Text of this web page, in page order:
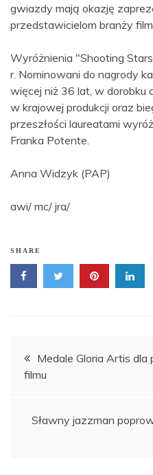
gwiazdy mają okazję
przedstawicielom branży
Wyróżnienia "Shooting
r. Nominowani do nagrody
więcej niż 36 lat, w dorobku
w krajowej produkcji oraz
przeszłości laureatami
Franka Potente.
Anna Widzyk (PAP)
awi/ mc/ jra/
SHARE
Nawigacja
wpisu
Medale Gloria Artis
filmu
Sławny jazzman